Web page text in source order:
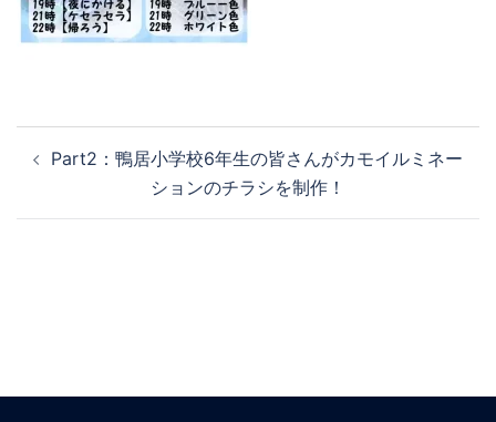
Part2：鴨居小学校6年生の皆さんがカモイルミネー
ションのチラシを制作！